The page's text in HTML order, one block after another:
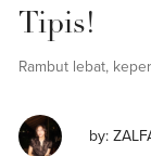
Tipis!
Rambut lebat,
by: